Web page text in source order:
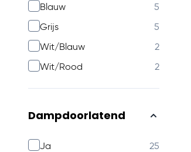
Blauw
5
Grijs
5
Wit/Blauw
2
Wit/Rood
2
Dampdoorlatend
Ja 25